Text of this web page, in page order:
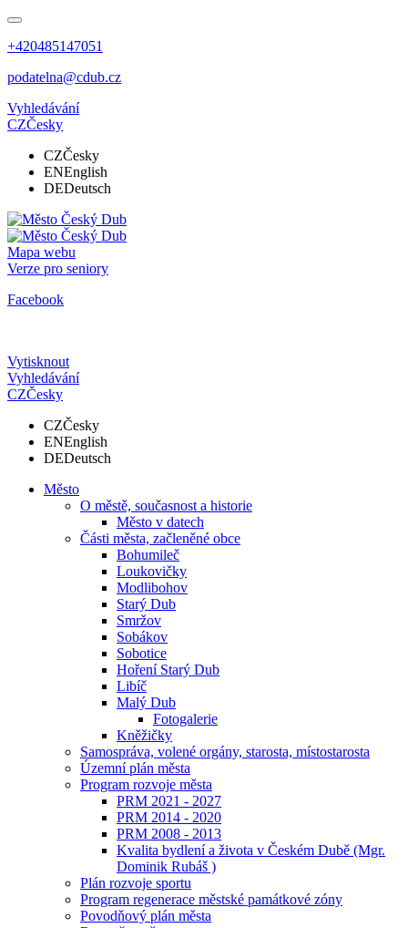
+420485147051
podatelna@cdub.cz
Vyhledávání
CZČesky
CZČesky
ENEnglish
DEDeutsch
Mapa webu
Verze pro seniory
Facebook
Vytisknout
Vyhledávání
CZČesky
CZČesky
ENEnglish
DEDeutsch
Město
O městě, současnost a historie
Město v datech
Části města, začleněné obce
Bohumileč
Loukovičky
Modlibohov
Starý Dub
Smržov
Sobákov
Sobotice
Hoření Starý Dub
Libíč
Malý Dub
Fotogalerie
Kněžičky
Samospráva, volené orgány, starosta, místostarosta
Územní plán města
Program rozvoje města
PRM 2021 - 2027
PRM 2014 - 2020
PRM 2008 - 2013
Kvalita bydlení a života v Českém Dubě (Mgr.
Dominik Rubáš )
Plán rozvoje sportu
Program regenerace městské památkové zóny
Povodňový plán města